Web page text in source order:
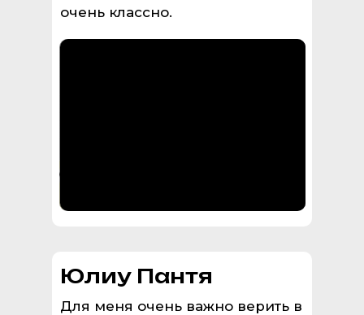
очень классно.
Юлиу Пантя
Для меня очень важно верить в